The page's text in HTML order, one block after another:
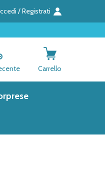
/ Registrati
Carrello